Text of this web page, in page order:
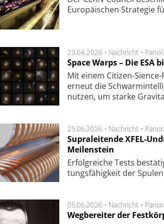
Europäischen Strategie
23.04.2026 • Nachricht •
Space Warps – Die
Mit einem Citizen-
erneut die
nutzen, um starke
25.06.2026 • Nachricht •
Supraleitende XFEL-
Meilenstein
Er­folg­rei­che Tests
tungs­fä­hig­keit der
05.06.2026 • Nachricht •
Wegbereiter der